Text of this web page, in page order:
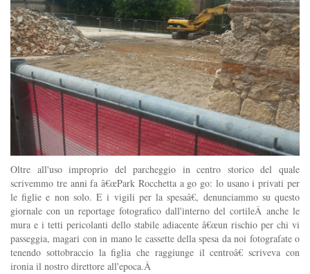
Oltre all'uso improprio del parcheggio in centro storico del quale
scrivemmo tre anni fa â€œPark Rocchetta a go go: lo usano i privati per
le figlie e non solo. E i vigili per la spesaâ€, denunciammo su questo
giornale con un reportage fotografico dall'interno del cortileÂ anche le
mura e i tetti pericolanti dello stabile adiacente â€œun rischio per chi vi
passeggia, magari con in mano le cassette della spesa da noi fotografate o
tenendo sottobraccio la figlia che raggiunge il centroâ€ scriveva con
ironia il nostro direttore all'epoca.Â